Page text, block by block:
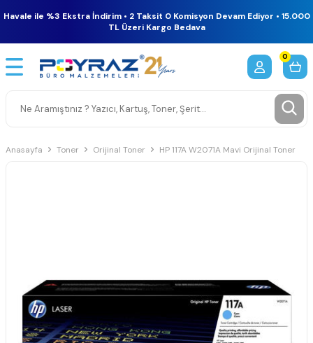
Havale ile %3 Ekstra İndirim • 2 Taksit 0 Komisyon Devam Ediyor • 15.000
TL Üzeri Kargo Bedava
0
Anasayfa Toner Orijinal Toner HP 117A W2071A Mavi Orijinal Toner